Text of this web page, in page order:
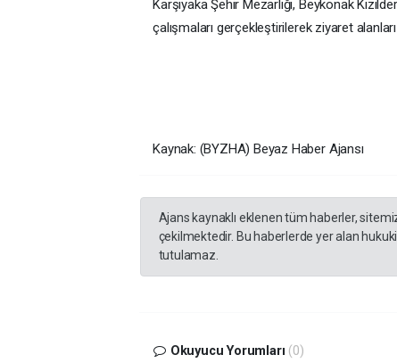
Karşıyaka Şehir Mezarlığı, Beykonak
çalışmaları gerçekleştirilerek ziyaret
Kaynak: (BYZHA) Beyaz Haber Ajansı
Ajans kaynaklı eklenen tüm haberler,
çekilmektedir. Bu haberlerde yer alan
tutulamaz.
Okuyucu Yorumları (0)